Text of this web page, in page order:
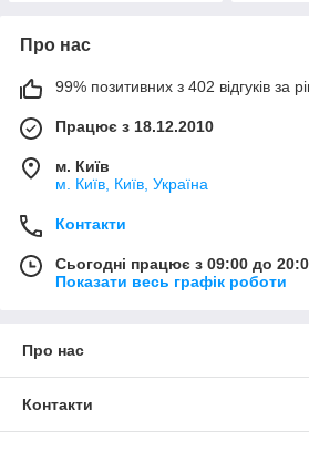
Про нас
99% позитивних з 402 відгуків за
Працює з 18.12.2010
м. Київ
м. Київ, Київ, Україна
Контакти
Сьогодні працює з 09:00 до
Показати весь графік роботи
Про нас
Контакти